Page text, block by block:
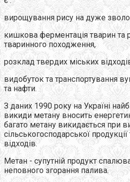
вирощування рису на дуже
кишкова ферментація тварин та
тваринного походження,
розклад твердих міських
видобуток та транспортування
та нафти.
З даних 1990 року на Україні
викиди метану вносить
багато метану викидається при
сільськогосподарської продукції
відходів.
Метан - супутній продукт
неповного згорання палива.